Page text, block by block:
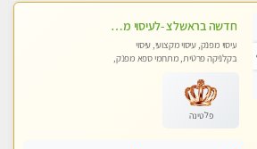
חדשה בראשלצ -לעיסוי מקצועי ואיכותי מומלץ מאוד!! ממתינה לך מעסה פרטית-ללא מין !!
עיסוי מפנק, עיסוי מקצועי, עיסוי
בקלניקה פרטית, מתחמי ספא מפנק,
פלטינה